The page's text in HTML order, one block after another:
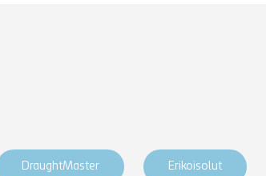
DraughtMaster Erikoisolut